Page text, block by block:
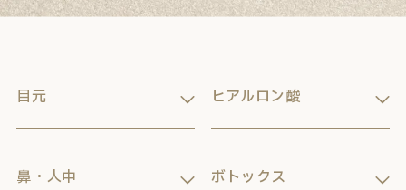
目元
鼻・人中
ヒアルロン酸
ボトックス